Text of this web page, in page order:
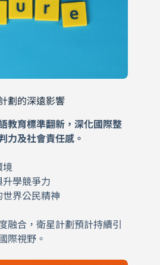
劃的深遠影響
教育標準翻新，深化國際整
力及社會責任感。
境
升學競爭力
界公民精神
融合，衛星計劃預計持續引
際視野。